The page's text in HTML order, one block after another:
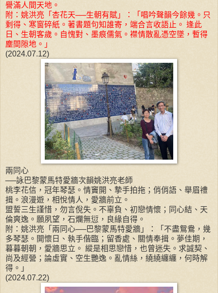
譽滿人間天地。
附：姚洪亮「杏花天──生朝有賦」：「唱吟聲韻今餘幾。只
剩得、寒窗碎紙。著書題句知誰寄，端合言收語止。 逢此
日、生朝客歲。自愧對、墨痕儒氣。襟情散亂憑空墜，暫得
塵間隙地。」
(2024.07.12)
兩同心
──詠巴黎蒙馬特愛牆次韻姚洪亮老師
桃李花信，冠年琴瑟。情竇開、摯手拍拖；俏俏語、舉眉禮
揖。浪漫遊，相悅情人，愛牆前立。
盟誓三生謹惜，勿言侻失。不辜負、初戀情懷；同心結、天
倫爽逸。願夙望，石爛無愆，良緣自得。
附：姚洪亮「兩同心──巴黎蒙馬特愛牆」：「不盡鴛鴦，幾
多琴瑟。開懷日、執手偕臨；留香處、關情奉揖。夢佳期，
暮暮朝朝，愛牆思立。 縱是相思戀惜，也曾迷失。求誠契、
尚及經營；論虛實、空生艷逸。亂情絲，繞繞纏纏，何時解
得。」
(2024.07.22)